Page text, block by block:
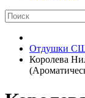
Отдушки
Королева